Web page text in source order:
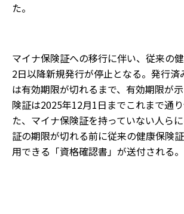
た。
マイナ保険証への移行に伴い、従来の
2日以降新規発行が停止となる。発行済
は有効期限が切れるまで、有効期限が
険証は2025年12月1日までこれまで通
た、マイナ保険証を持っていない人ら
証の期限が切れる前に従来の健康保険
用できる「資格確認書」が送付される。